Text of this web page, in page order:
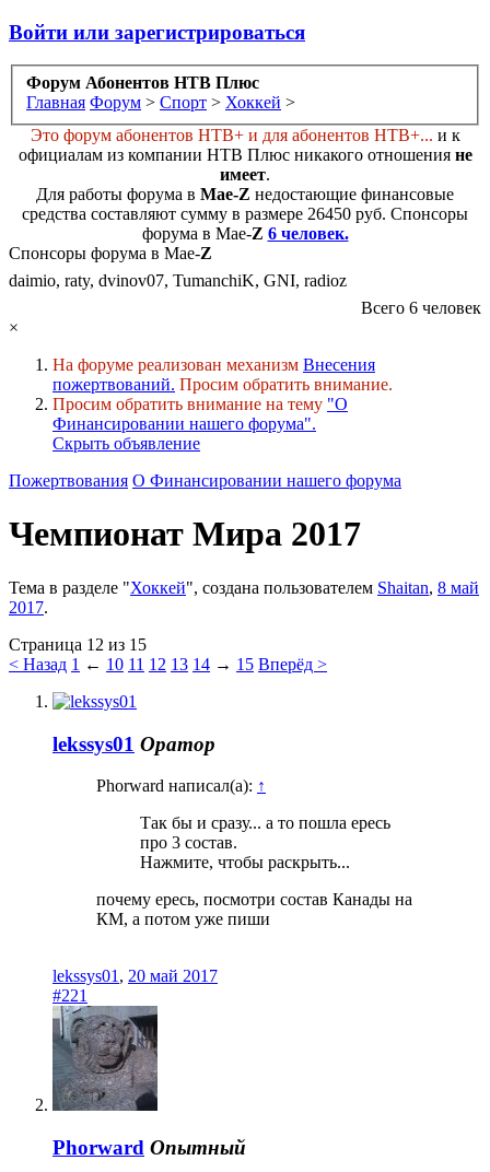
Войти или зарегистрироваться
Форум Абонентов НТВ Плюс
Главная Форум > Спорт > Хоккей >
Это форум абонентов НТВ+ и для абонентов НТВ+... и к
официалам из компании НТВ Плюс никакого отношения не
имеет.
Для работы форума в Мае-Z недостающие финансовые
средства составляют сумму в размере 26450 руб. Cпонсоры
форума в Мае-Z 6 человек.
Спонсоры форума в Мае-Z
daimio, raty, dvinov07, TumanchiK, GNI, radioz
Всего 6 человек
×
На форуме реализован механизм Внесения
пожертвований. Просим обратить внимание.
Просим обратить внимание на тему "О
Финансировании нашего форума".
Скрыть объявление
Пожертвования О Финансировании нашего форума
Чемпионат Мира 2017
Тема в разделе "Хоккей", создана пользователем Shaitan, 8 май
2017.
Страница 12 из 15
< Назад 1 ← 10 11 12 13 14 → 15 Вперёд >
lekssys01 Оратор
Phorward написал(а): ↑
Так бы и сразу... а то пошла ересь
про 3 состав.
Нажмите, чтобы раскрыть...
почему ересь, посмотри состав Канады на
КМ, а потом уже пиши
lekssys01 , 20 май 2017
#221
Phorward Опытный